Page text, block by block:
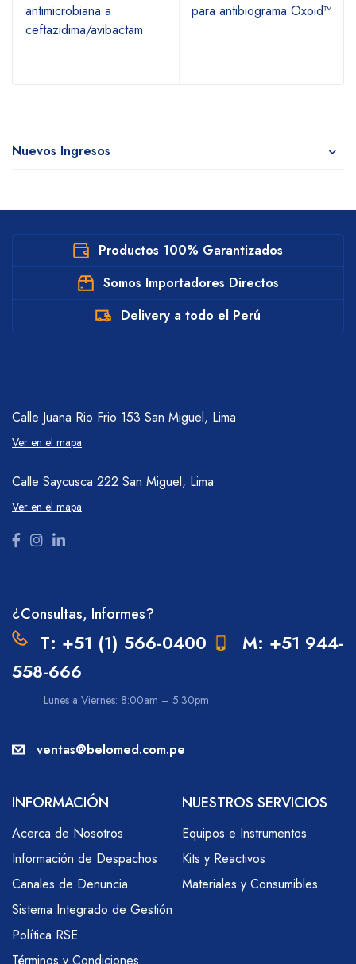
antimicrobiana a
ceftazidima/avibactam
para antibiograma Oxoid™
Nuevos Ingresos
Productos 100% Garantizados
Somos Importadores Directos
Delivery a todo el Perú
Calle Juana Rio Frio 153 San Miguel, Lima
Ver en el mapa
Calle Saycusca 222 San Miguel, Lima
Ver en el mapa
¿Consultas, Informes?
T: +51 (1) 566-0400
M: +51 944-
558-666
Lunes a Viernes: 8:00am – 5:30pm
ventas@belomed.com.pe
INFORMACIÓN
Acerca de Nosotros
Información de Despachos
Canales de Denuncia
Sistema Integrado de Gestión
Política RSE
NUESTROS SERVICIOS
Equipos e Instrumentos
Kits y Reactivos
Materiales y Consumibles